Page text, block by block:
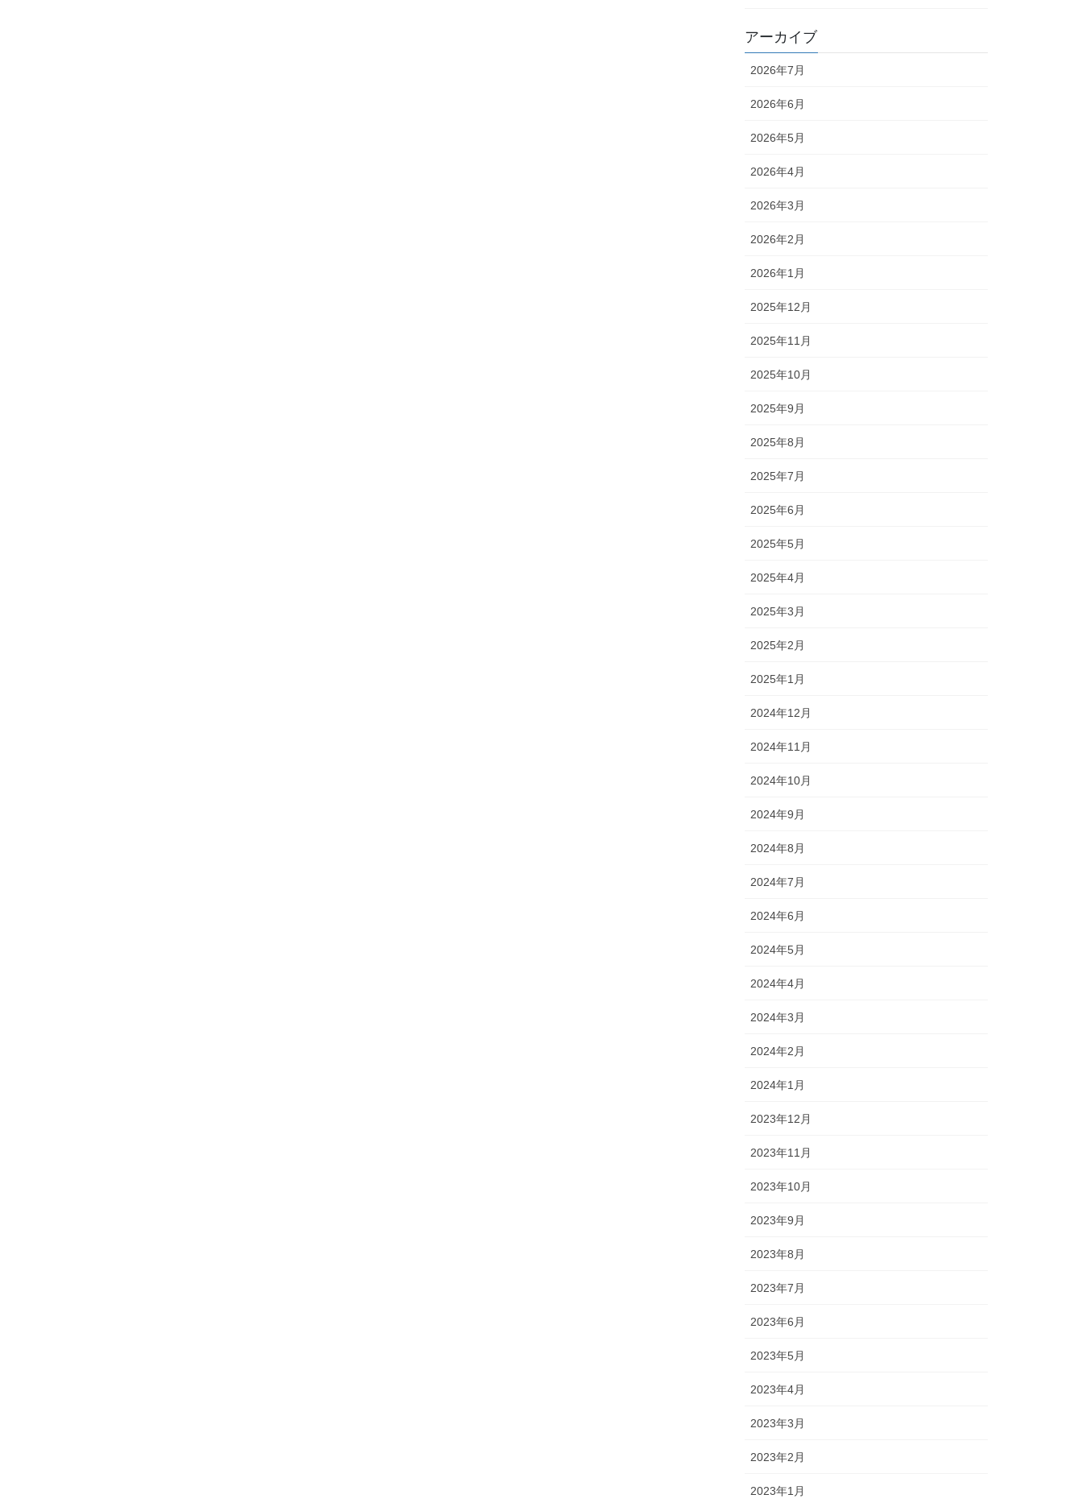
アーカイブ
2026年7月
2026年6月
2026年5月
2026年4月
2026年3月
2026年2月
2026年1月
2025年12月
2025年11月
2025年10月
2025年9月
2025年8月
2025年7月
2025年6月
2025年5月
2025年4月
2025年3月
2025年2月
2025年1月
2024年12月
2024年11月
2024年10月
2024年9月
2024年8月
2024年7月
2024年6月
2024年5月
2024年4月
2024年3月
2024年2月
2024年1月
2023年12月
2023年11月
2023年10月
2023年9月
2023年8月
2023年7月
2023年6月
2023年5月
2023年4月
2023年3月
2023年2月
2023年1月